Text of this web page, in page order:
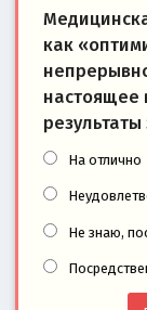
как
настоящее
На отлично
Не знаю,